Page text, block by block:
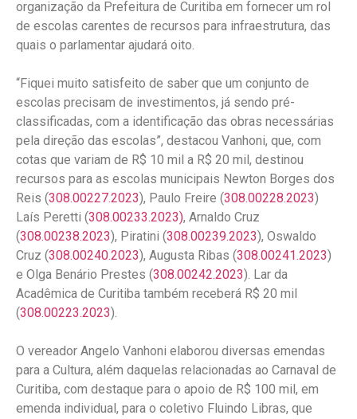
organização da Prefeitura de Curitiba em fornecer um rol
de escolas carentes de recursos para infraestrutura, das
quais o parlamentar ajudará oito.
“Fiquei muito satisfeito de saber que um conjunto de
escolas precisam de investimentos, já sendo pré-
classificadas, com a identificação das obras necessárias
pela direção das escolas”, destacou Vanhoni, que, com
cotas que variam de R$ 10 mil a R$ 20 mil, destinou
recursos para as escolas municipais Newton Borges dos
Reis (308.00227.2023), Paulo Freire (308.00228.2023)
Laís Peretti (308.00233.2023), Arnaldo Cruz
(308.00238.2023), Piratini (308.00239.2023), Oswaldo
Cruz (308.00240.2023), Augusta Ribas (308.00241.2023)
e Olga Benário Prestes (308.00242.2023). Lar da
Acadêmica de Curitiba também receberá R$ 20 mil
(308.00223.2023).
O vereador Angelo Vanhoni elaborou diversas emendas
para a Cultura, além daquelas relacionadas ao Carnaval de
Curitiba, com destaque para o apoio de R$ 100 mil, em
emenda individual, para o coletivo Fluindo Libras, que